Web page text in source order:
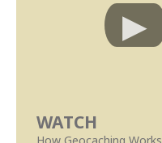
WATCH